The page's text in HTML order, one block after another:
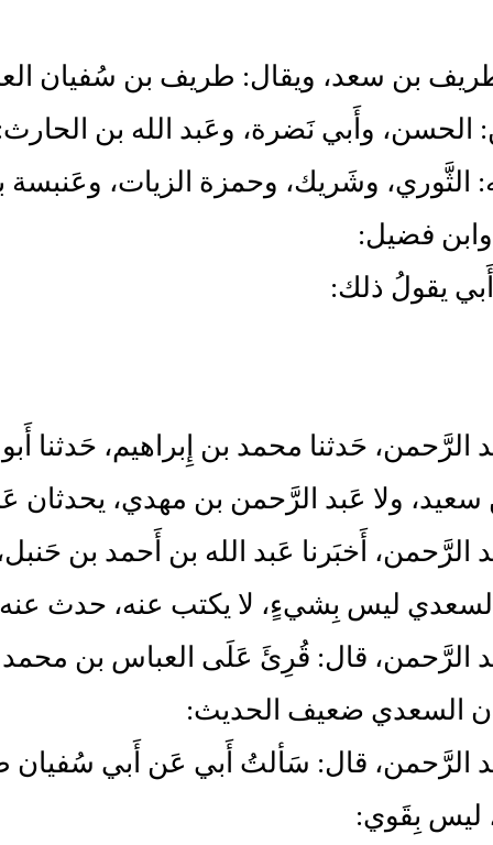
بن سعد، ويقال: طريف بن سُفيان
وأَبي نَضرة، وعَبد الله بن
الثَّوري، وشَريك، وحمزة الزيات، وعَنبسة
فضيل:
يقولُ ذلك:
الرَّحمن، حَدثنا محمد بن إِبراهيم،
سعيد، ولا عَبد الرَّحمن بن مهدي،
الرَّحمن، أَخبَرنا عَبد الله بن أَحمد بن
ليس بِشيءٍ، لا يكتب عنه، حدث عنه
الرَّحمن، قال: قُرِئَ عَلَى العباس بن
السعدي ضعيف الحديث:
الرَّحمن، قال: سَألتُ أَبي عَن أَبي
ليس بِقَوي: